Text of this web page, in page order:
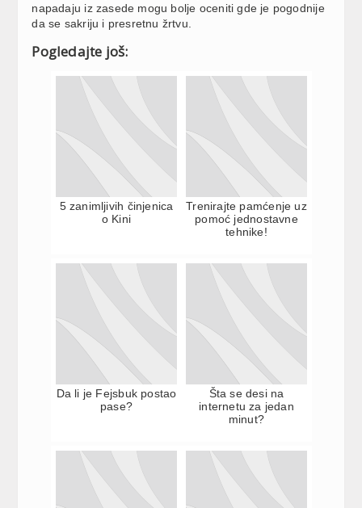
napadaju iz zasede mogu bolje oceniti gde je pogodnije
da se sakriju i presretnu žrtvu.
Pogledajte još:
5 zanimljivih činjenica
o Kini
Trenirajte pamćenje uz
pomoć jednostavne
tehnike!
Da li je Fejsbuk postao
pase?
Šta se desi na
internetu za jedan
minut?